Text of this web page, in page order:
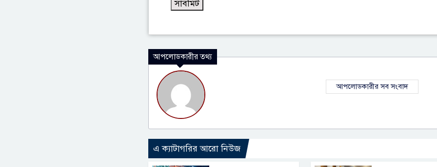
আপলোডকারীর তথ্য
আপলোডকারীর সব সংবাদ
এ ক্যাটাগরির আরো নিউজ